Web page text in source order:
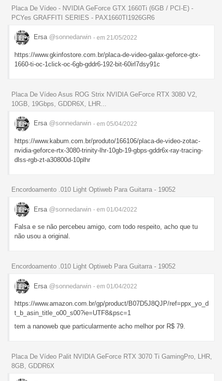
Placa De Vídeo - NVIDIA GeForce GTX 1660Ti (6GB / PCI-E) -
PCYes GRAFFITI SERIES - PAX1660TI1926GR6
Ersa @sonnedarwin - em 21/05/2022
https://www.gkinfostore.com.br/placa-de-video-galax-geforce-gtx-
1660-ti-oc-1click-oc-6gb-gddr6-192-bit-60irl7dsy91c
Placa De Vídeo Asus ROG Strix NVIDIA GeForce RTX 3080 V2,
10GB, 19Gbps, GDDR6X, LHR...
Ersa @sonnedarwin - em 05/04/2022
https://www.kabum.com.br/produto/166106/placa-de-video-zotac-
nvidia-geforce-rtx-3080-trinity-lhr-10gb-19-gbps-gddr6x-ray-tracing-
dlss-rgb-zt-a30800d-10plhr
Encordoamento .010 Light Optiweb Para Guitarra - 19052
Ersa @sonnedarwin - em 01/04/2022
Falsa e se não percebeu amigo, com todo respeito, acho que tu
não usou a original.
Encordoamento .010 Light Optiweb Para Guitarra - 19052
Ersa @sonnedarwin - em 01/04/2022
https://www.amazon.com.br/gp/product/B07D5J8QJP/ref=ppx_yo_d
t_b_asin_title_o00_s00?ie=UTF8&psc=1
tem a nanoweb que particularmente acho melhor por R$ 79.
Placa De Vídeo Palit NVIDIA GeForce RTX 3070 Ti GamingPro, LHR,
8GB, GDDR6X